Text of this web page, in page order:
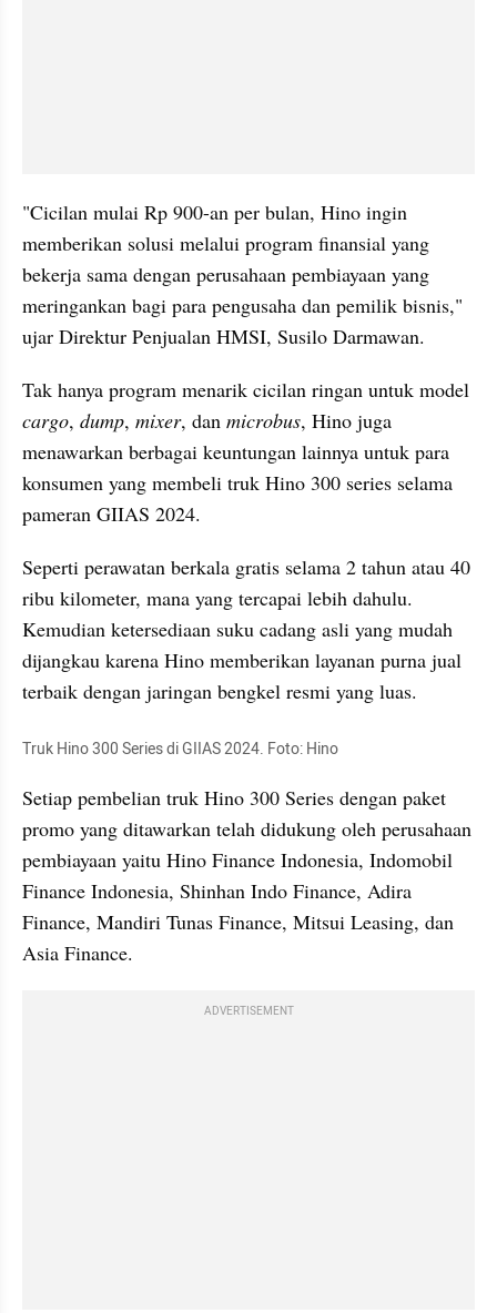
"Cicilan mulai Rp 900-an per bulan, Hino ingin
memberikan solusi melalui program finansial yang
bekerja sama dengan perusahaan pembiayaan yang
meringankan bagi para pengusaha dan pemilik bisnis,"
ujar Direktur Penjualan HMSI, Susilo Darmawan.
cargo, dump, mixer, dan microbus, Hino juga
menawarkan berbagai keuntungan lainnya untuk para
konsumen yang membeli truk Hino 300 series selama
pameran GIIAS 2024.
Seperti perawatan berkala gratis selama 2 tahun atau 40
ribu kilometer, mana yang tercapai lebih dahulu.
Kemudian ketersediaan suku cadang asli yang mudah
dijangkau karena Hino memberikan layanan purna jual
terbaik dengan jaringan bengkel resmi yang luas.
Truk Hino 300 Series di GIIAS 2024. Foto: Hino
Setiap pembelian truk Hino 300 Series dengan paket
promo yang ditawarkan telah didukung oleh perusahaan
pembiayaan yaitu Hino Finance Indonesia, Indomobil
Finance Indonesia, Shinhan Indo Finance, Adira
Finance, Mandiri Tunas Finance, Mitsui Leasing, dan
Asia Finance.
ADVERTISEMENT